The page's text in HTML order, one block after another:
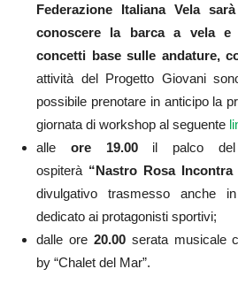
Federazione Italiana Vela
conoscere la barca a vela
concetti base sulle andature,
attività del Progetto Giovani
possibile prenotare in anticipo la
giornata di workshop al seguente
alle ore 19.00il palco del
ospiterà “Nastro Rosa
divulgativo trasmesso anche
dedicato ai protagonisti sportivi;
dalle ore 20.00 serata musicale
by “Chalet del Mar”.